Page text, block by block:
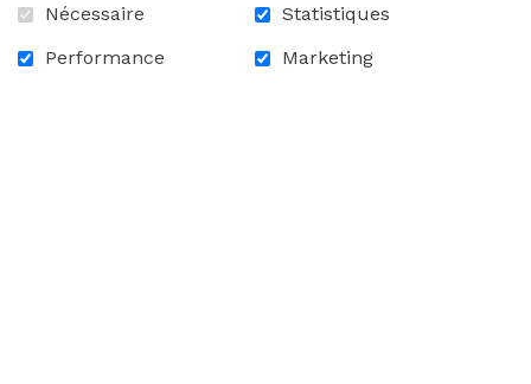
Nécessaire
Statistiques
Performance
Marketing